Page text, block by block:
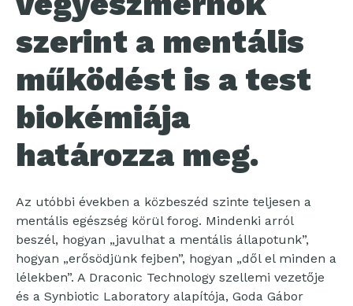
szerint a mentális
működést is a test
biokémiája
határozza meg.
Az utóbbi években a közbeszéd szinte teljesen a
mentális egészség körül forog. Mindenki arról
beszél, hogyan „javulhat a mentális állapotunk”,
hogyan „erősödjünk fejben”, hogyan „dől el minden a
lélekben”. A Draconic Technology szellemi vezetője
és a Synbiotic Laboratory alapítója, Goda Gábor